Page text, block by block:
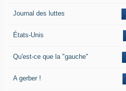
Journal des luttes
États-Unis
Qu'est-ce que la "gauche"
A gerber !